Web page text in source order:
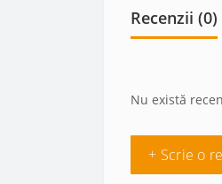
Recenzii (0)
Nu există
+ Scrie o